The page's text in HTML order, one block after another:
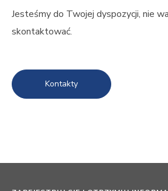
Jesteśmy do Twojej dyspozycji, nie
skontaktować.
Kontakty